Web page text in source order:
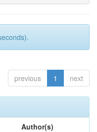
previous 1 next
Author(s)